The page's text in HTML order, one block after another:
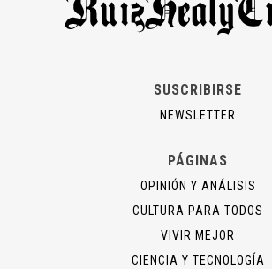
SUSCRIBIRSE
NEWSLETTER
PÁGINAS
OPINIÓN Y ANÁLISIS
CULTURA PARA TODOS
VIVIR MEJOR
CIENCIA Y TECNOLOGÍA